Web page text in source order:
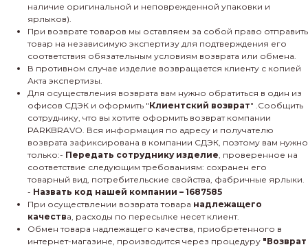
наличие оригинальной и неповрежденной упаковки и
ярлыков).
При возврате товаров мы оставляем за собой право отправить
товар на независимую экспертизу для подтверждения его
соответствия обязательным условиям возврата или обмена.
В противном случае изделие возвращается клиенту с копией
Акта экспертизы.
Для осуществления возврата вам нужно обратиться в один из
офисов СДЭК и оформить "Клиентский возврат" .Сообщить
сотруднику, что вы хотите оформить возврат компании
PARKBRAVO. Вся информация по адресу и получателю
возврата зафиксирована в компании СДЭК, поэтому вам нужно
только:- Передать сотруднику изделие, проверенное на
соответствие следующим требованиям: сохранен его
товарный вид, потребительские свойства, фабричные ярлыки.
- Назвать код нашей компании – 1687585
При осуществлении возврата товара надлежащего
качества, расходы по пересылке несет клиент.
Обмен товара надлежащего качества, приобретенного в
интернет-магазине, производится через процедуру "Возврат